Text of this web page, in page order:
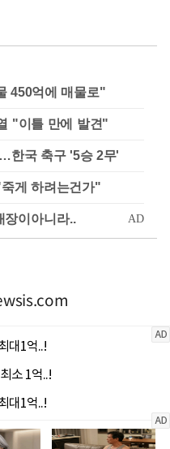
450억에 매물로"
"이틀 만에 발견"
한국 축구 '5승 2무'
게 하려는건가"